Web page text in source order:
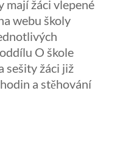
mají žáci vlepené
webu školy
O škole
sešity žáci již
a stěhování